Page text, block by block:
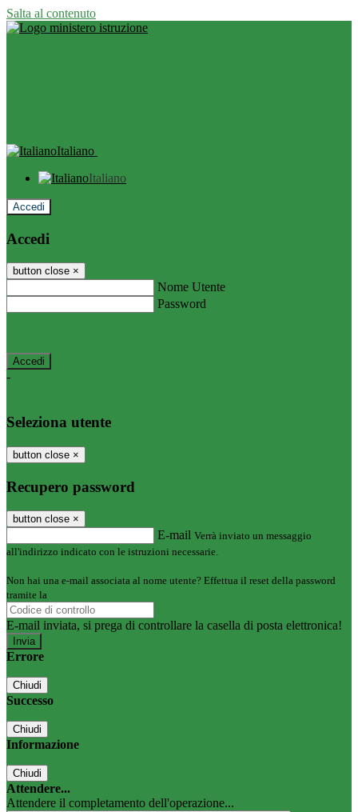
Salta al contenuto
Italiano
Italiano
Accedi
Accedi
button close ×
Nome Utente
Password
-
Seleziona utente
button close ×
Recupero password
button close ×
E-mail Verrà inviato un messaggio
all'indirizzo indicato con le istruzioni necessarie.
Non hai una e-mail associata al nome utente? Effettua il reset della password
tramite la
E-mail inviata, si prega di controllare la casella di posta elettronica!
Errore
Chiudi
Successo
Chiudi
Informazione
Chiudi
Attendere...
Attendere il completamento dell'operazione...